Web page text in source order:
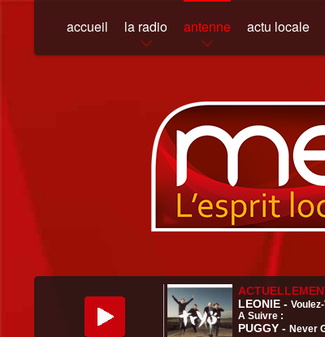
accueil la radio antenne actu locale